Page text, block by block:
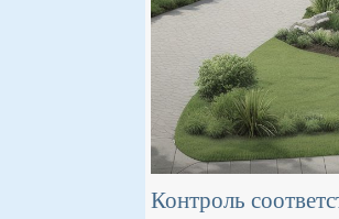
Контроль